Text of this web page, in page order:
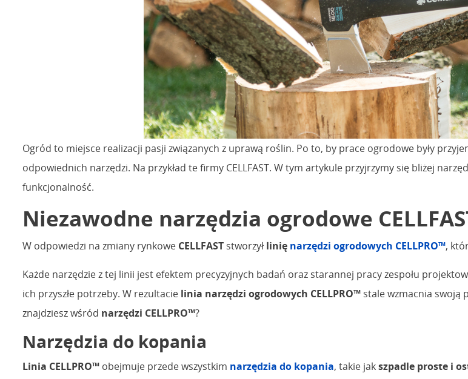
Ogród to miejsce realizacji pasji związanych z uprawą roślin. Po to, by prace ogrodowe były
odpowiednich narzędzi. Na przykład te firmy CELLFAST. W tym artykule przyjrzymy się bliżej
funkcjonalność.
Niezawodne narzędzia ogrodowe
W odpowiedzi na zmiany rynkowe CELLFAST stworzył linię narzędzi ogrodowych CELLPRO™,
Każde narzędzie z tej linii jest efektem precyzyjnych badań oraz starannej pracy zespołu
ich przyszłe potrzeby. W rezultacie linia narzędzi ogrodowych CELLPRO™ stale wzmacnia swoją
znajdziesz wśród narzędzi CELLPRO™?
Narzędzia do kopania
Linia CELLPRO™ obejmuje przede wszystkim narzędzia do kopania, takie jakszpadle proste i